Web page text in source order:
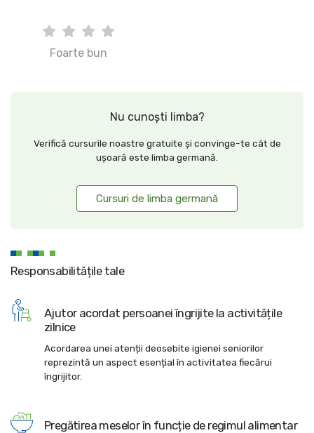
Foarte bun
Nu cunoști limba?
Verifică cursurile noastre gratuite și convinge-te cât de
ușoară este limba germană.
Cursuri de limba germană
Responsabilitățile tale
Ajutor acordat persoanei îngrijite la activitățile
zilnice
Acordarea unei atenții deosebite igienei seniorilor
reprezintă un aspect esențial în activitatea fiecărui
îngrijitor.
Pregătirea meselor în funcție de regimul alimentar